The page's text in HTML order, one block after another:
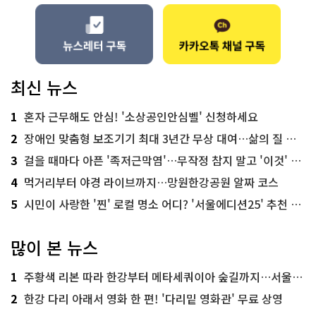
최신 뉴스
1 혼자 근무해도 안심! '소상공인안심벨' 신청하세요
2 장애인 맞춤형 보조기기 최대 3년간 무상 대여…삶의 질 높인다
3 걸을 때마다 아픈 '족저근막염'…무작정 참지 말고 '이것' 해보세요!
4 먹거리부터 야경 라이브까지…망원한강공원 알짜 코스
5 시민이 사랑한 '찐' 로컬 명소 어디? '서울에디션25' 추천 코스
많이 본 뉴스
1 주황색 리본 따라 한강부터 메타세쿼이아 숲길까지…서울둘레길 15코스
2 한강 다리 아래서 영화 한 편! '다리밑 영화관' 무료 상영